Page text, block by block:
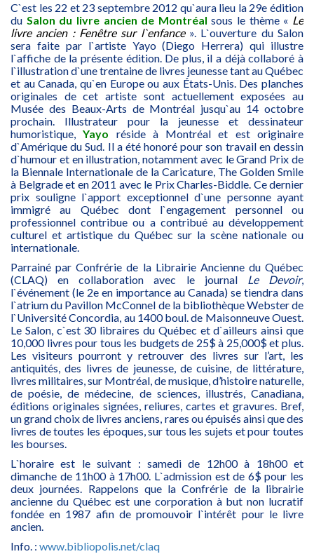
C`est les 22 et 23 septembre 2012 qu`aura lieu la 29e édition
du Salon du livre ancien de Montréal sous le thème « Le
livre ancien : Fenêtre sur l`enfance ». L`ouverture du Salon
sera faite par l`artiste Yayo (Diego Herrera) qui illustre
l`affiche de la présente édition. De plus, il a déjà collaboré à
l`illustration d`une trentaine de livres jeunesse tant au Québec
et au Canada, qu`en Europe ou aux États-Unis. Des planches
originales de cet artiste sont actuellement exposées au
Musée des Beaux-Arts de Montréal jusqu`au 14 octobre
prochain. Illustrateur pour la jeunesse et dessinateur
humoristique,Yayo réside à Montréal et est originaire
d`Amérique du Sud. Il a été honoré pour son travail en dessin
d`humour et en illustration, notamment avec le Grand Prix de
la Biennale Internationale de la Caricature, The Golden Smile
à Belgrade et en 2011 avec le Prix Charles-Biddle. Ce dernier
prix souligne l`apport exceptionnel d`une personne ayant
immigré au Québec dont l`engagement personnel ou
professionnel contribue ou a contribué au développement
culturel et artistique du Québec sur la scène nationale ou
internationale.
Parrainé par Confrérie de la Librairie Ancienne du Québec
(CLAQ) en collaboration avec le journal Le Devoir,
l`événement (le 2e en importance au Canada) se tiendra dans
l`atrium du Pavillon McConnel de la bibliothèque Webster de
l`Université Concordia, au 1400 boul. de Maisonneuve Ouest.
Le Salon, c`est 30 libraires du Québec et d`ailleurs ainsi que
10,000 livres pour tous les budgets de 25$ à 25,000$ et plus.
Les visiteurs pourront y retrouver des livres sur l’art, les
antiquités, des livres de jeunesse, de cuisine, de littérature,
livres militaires, sur Montréal, de musique, d’histoire naturelle,
de poésie, de médecine, de sciences, illustrés, Canadiana,
éditions originales signées, reliures, cartes et gravures. Bref,
un grand choix de livres anciens, rares ou épuisés ainsi que des
livres de toutes les époques, sur tous les sujets et pour toutes
les bourses.
L`horaire est le suivant : samedi de 12h00 à 18h00 et
dimanche de 11h00 à 17h00. L`admission est de 6$ pour les
deux journées. Rappelons que la Confrérie de la librairie
ancienne du Québec est une corporation à but non lucratif
fondée en 1987 afin de promouvoir l`intérêt pour le livre
ancien.
Info. : www.bibliopolis.net/claq